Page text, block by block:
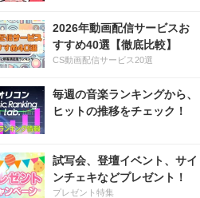
2026年動画配信サービスお
すすめ40選【徹底比較】
CS動画配信サービス20選
毎週の音楽ランキングから、
ヒットの推移をチェック！
試写会、登壇イベント、サイ
ンチェキなどプレゼント！
プレゼント特集